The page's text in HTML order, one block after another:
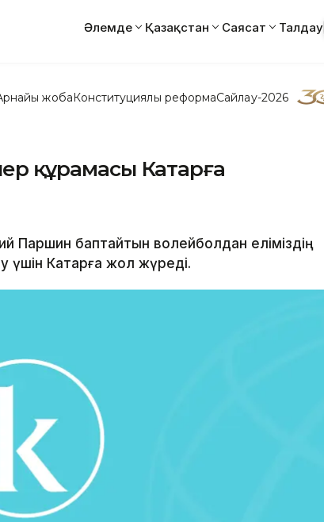
Әлемде Қазақстан Саясат Талдау
жобаКонституциялық реформаСайлау-2026
құрамасы Катарға
Паршин баптайтын волейболдан елiмiздiң
үшiн Катарға жол жүредi.